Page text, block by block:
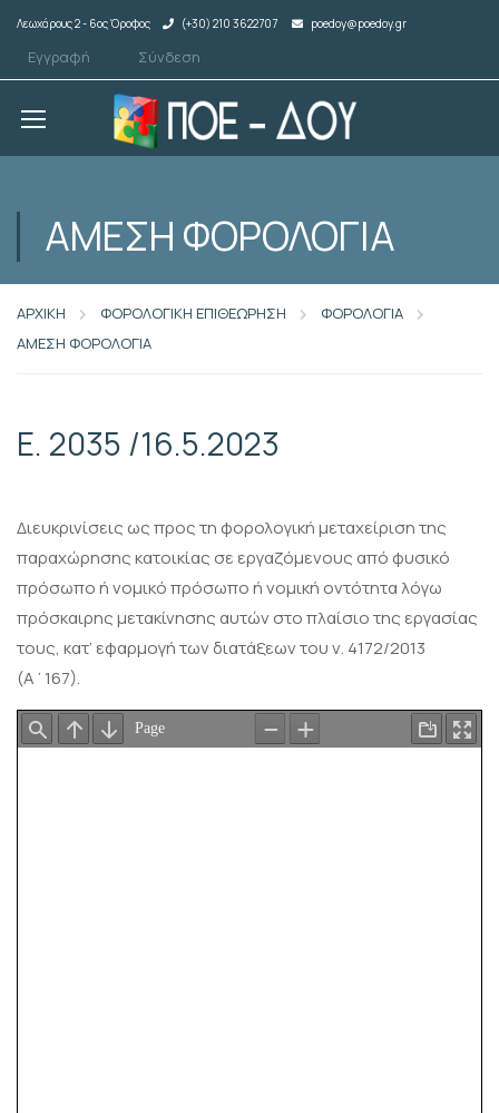
Λεωχάρους 2 - 6ος Όροφος (+30) 210 3622707 poedoy@poedoy.gr
Εγγραφή Σύνδεση
ΑΜΕΣΗ ΦΟΡΟΛΟΓΙΑ
ΑΡΧΙΚΗ ΦΟΡΟΛΟΓΙΚΗ ΕΠΙΘΕΩΡΗΣΗ
ΦΟΡΟΛΟΓΙΑ
ΑΜΕΣΗ ΦΟΡΟΛΟΓΙΑ
Ε. 2035 /16.5.2023
Διευκρινίσεις ως προς τη φορολογική μεταχείριση της
παραχώρησης κατοικίας σε εργαζόμενους από φυσικό
πρόσωπο ή νομικό πρόσωπο ή νομική οντότητα λόγω
πρόσκαιρης μετακίνησης αυτών στο πλαίσιο της εργασίας
τους, κατ’ εφαρμογή των διατάξεων του ν. 4172/2013
(Α΄167).